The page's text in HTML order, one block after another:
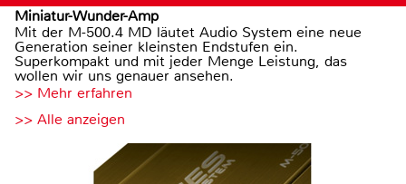
Miniatur-Wunder-Amp
Mit der M-500.4 MD läutet Audio System eine neue
Generation seiner kleinsten Endstufen ein.
Superkompakt und mit jeder Menge Leistung, das
wollen wir uns genauer ansehen.
>> Mehr erfahren
>> Alle anzeigen